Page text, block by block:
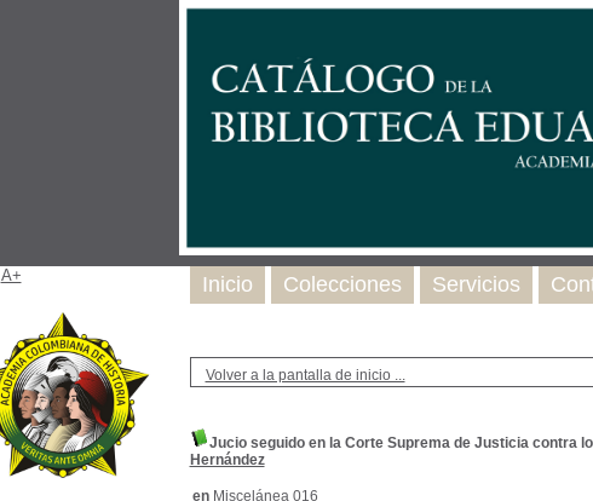
Volver a la pantalla de inicio ...
Jucio seguido en la Corte Suprema de Justicia contra
Hernández
en Miscelánea 016
Inicio Colecciones Servicios
A+